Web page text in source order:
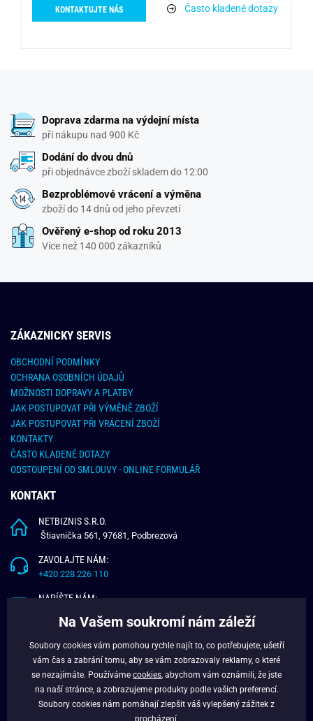
KONTAKTUJTE NÁS
Často kladené dotazy
Doprava zdarma na výdejní místa
při nákupu nad 900 Kč
Dodání do dvou dnů
při objednávce zboží skladem do 12:00
Bezproblémové vrácení a výměna
zboží do 14 dnů od jeho převzetí
Ověřený e-shop od roku 2013
Více než 140 000 zákazníků
ZÁKAZNICKY SERVIS
OBCHODNÍ PODMÍNKY
OCHRANA OSOBNÍCH ÚDAJŮ
MOŽNOSTI DOPRAVY A PLATBY
JAK POSTUPOVAT PŘI VÝMĚNĚ ZBOŽÍ
JAK POSTUPOVAT PŘI VRÁCENÍ ZBOŽÍ
KONTAKTY
ČASTO KLADENÉ DOTAZY
ODSTOUPENÍ OD SMLOUVY - ONLINE FORMULÁŘ
KONTAKT
NETBIZNIS S.R.O.
Štiavnička 561, 97681, Podbrezová
ZAVOLAJTE NÁM:
+420 228 226 110
NAPÍŠTE NÁM:
O NÁS
VĚRNOSTNÍ PROGRAM
Na Vašem soukromí nám záleží
Soubory cookies vám pomohou rychle najít to, co potřebujete, ušetří
vám čas a zabrání tomu, aby se vám zobrazovaly reklamy, o které
se nezajímáte. Používáme cookies , abychom vám oznámili, že jste
na naší stránce, a zobrazujeme produkty podle vašich preferencí.
Soubory cookies nám pomáhají zlepšit váš vylepšený zážitek z
procházení.